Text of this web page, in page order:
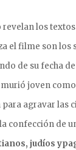
los
el filme son los
de su fecha de
joven
agravar las
confección de
judíos